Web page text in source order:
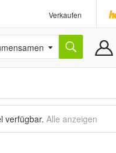
Verkaufen
verfügbar. Alle anzeigen